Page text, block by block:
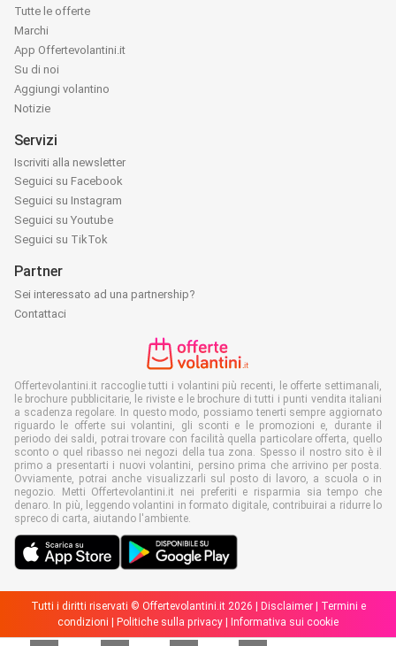
Tutte le offerte
Marchi
App Offertevolantini.it
Su di noi
Aggiungi volantino
Notizie
Servizi
Iscriviti alla newsletter
Seguici su Facebook
Seguici su Instagram
Seguici su Youtube
Seguici su TikTok
Partner
Sei interessato ad una partnership?
Contattaci
Offertevolantini.it raccoglie tutti i volantini più recenti, le offerte settimanali,
le brochure pubblicitarie, le riviste e le brochure di tutti i punti vendita italiani
a scadenza regolare. In questo modo, possiamo tenerti sempre aggiornato
riguardo le offerte sui volantini, gli sconti e le promozioni e, durante il
periodo dei saldi, potrai trovare con facilità quella particolare offerta, quello
sconto o quel ribasso nei negozi della tua zona. Spesso il nostro sito è il
primo a presentarti i nuovi volantini, persino prima che arrivino per posta.
Ovviamente, potrai anche visualizzarli sul posto di lavoro, a scuola o in
negozio. Metti Offertevolantini.it nei preferiti e risparmia sia tempo che
denaro. In più, leggendo volantini in formato digitale, contribuirai a ridurre lo
spreco di carta, aiutando l'ambiente.
Tutti i diritti riservati © Offertevolantini.it 2026 | Disclaimer|
Termini e
condizioni
Politiche sulla privacy Informativa sui cookie